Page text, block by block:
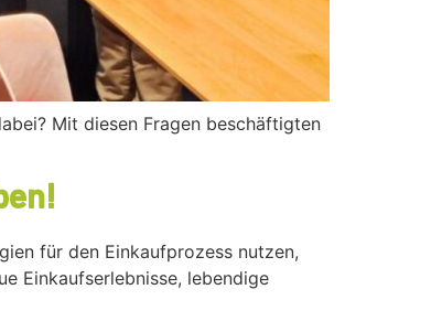
Mit diesen Fragen beschäftigten
für den Einkaufprozess nutzen,
Einkaufserlebnisse, lebendige